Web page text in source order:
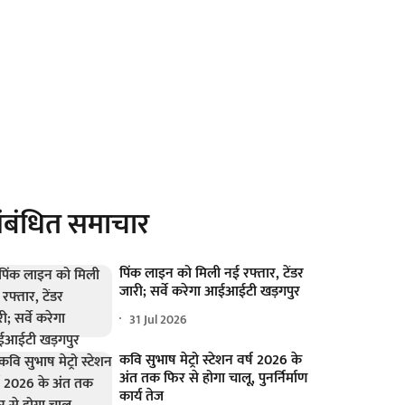
समाचार
पिंक लाइन को मिली नई रफ्तार, टेंडर
जारी; सर्वे करेगा आईआईटी खड़गपुर
31 Jul 2026
कवि सुभाष मेट्रो स्टेशन वर्ष 2026 के
अंत तक फिर से होगा चालू, पुनर्निर्माण
कार्य तेज